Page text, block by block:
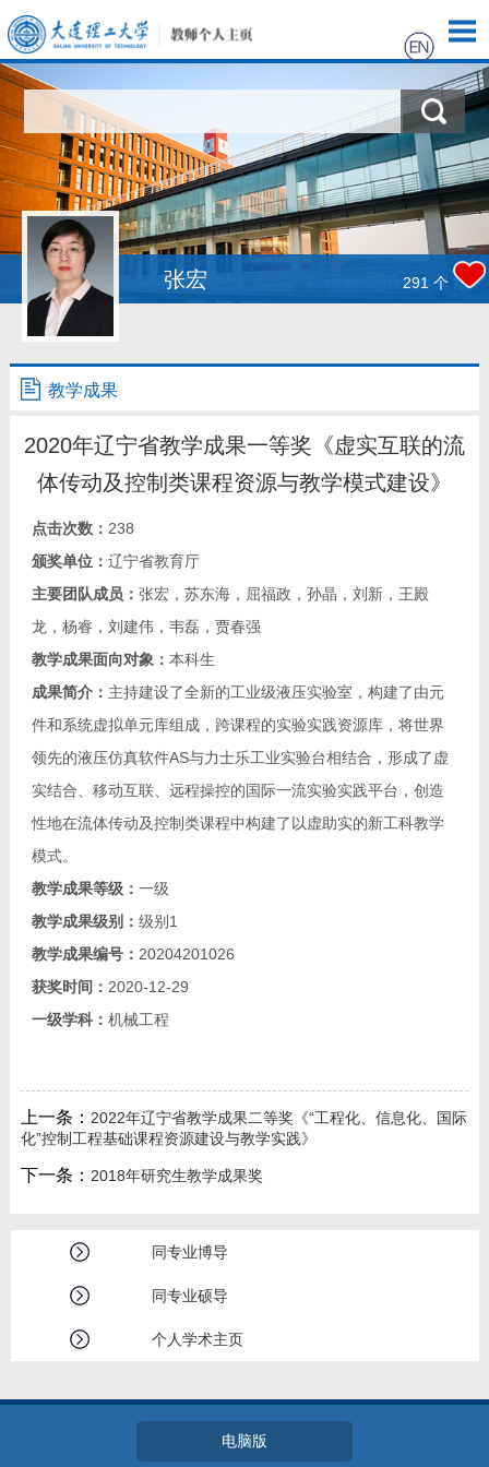
首页
科学研究
教学研究
获奖信息 张宏 291 个
教学成果
2020年辽宁省教学成果一等奖《虚实互联的流
体传动及控制类课程资源与教学模式建设》
点击次数： 238
颁奖单位： 辽宁省教育厅
主要团队成员： 张宏，苏东海，屈福政，孙晶，刘新，王殿
龙，杨睿，刘建伟，韦磊，贾春强
教学成果面向对象： 本科生
成果简介： 主持建设了全新的工业级液压实验室，构建了由元
件和系统虚拟单元库组成，跨课程的实验实践资源库，将世界
领先的液压仿真软件AS与力士乐工业实验台相结合，形成了虚
实结合、移动互联、远程操控的国际一流实验实践平台，创造
性地在流体传动及控制类课程中构建了以虚助实的新工科教学
模式。
教学成果等级： 一级
教学成果级别： 级别1
教学成果编号： 20204201026
获奖时间： 2020-12-29
一级学科： 机械工程
上一条： 2022年辽宁省教学成果二等奖《“工程化、信息化、国际
化”控制工程基础课程资源建设与教学实践》
下一条： 2018年研究生教学成果奖
同专业博导
同专业硕导
个人学术主页
电脑版